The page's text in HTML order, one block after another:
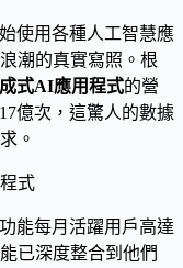
使用各種人工智慧應
潮的真實寫照。根
式AI應用程式的營
億次，這驚人的數據
。
能每月活躍用戶高達
已深度整合到他們